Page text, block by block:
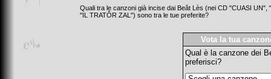
Quali tra le canzoni già incise dai Beât Lès (nei CD "CUASI
"IL TRATÔR ZAL") sono tra le tue preferite?
Vota la tua
Qual è la canzone dei
preferisci?